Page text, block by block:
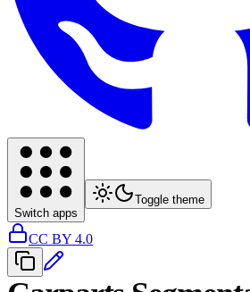
Switch apps
Toggle theme
CC BY 4.0